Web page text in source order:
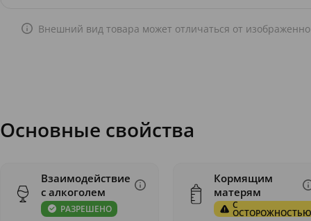
Внешний вид товара может отличаться от
Основные свойства
Взаимодействие
с алкоголем
РАЗРЕШЕНО
Кормящим
матерям
С
ОСТОРОЖНОСТЬЮ